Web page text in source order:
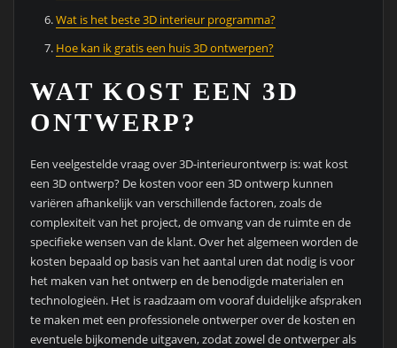
Wat is het beste 3D interieur programma?
Hoe kan ik gratis een huis 3D ontwerpen?
WAT KOST EEN 3D
ONTWERP?
Een veelgestelde vraag over 3D-interieurontwerp is: wat kost
een 3D ontwerp? De kosten voor een 3D ontwerp kunnen
variëren afhankelijk van verschillende factoren, zoals de
complexiteit van het project, de omvang van de ruimte en de
specifieke wensen van de klant. Over het algemeen worden de
kosten bepaald op basis van het aantal uren dat nodig is voor
het maken van het ontwerp en de benodigde materialen en
technologieën. Het is raadzaam om vooraf duidelijke afspraken
te maken met een professionele ontwerper over de kosten en
eventuele bijkomende uitgaven, zodat zowel de ontwerper als